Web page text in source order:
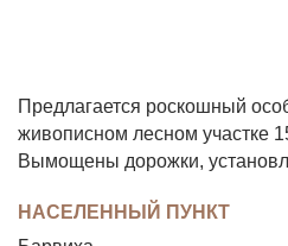
Предлагается роскошный
живописном лесном участке
Вымощены дорожки,
НАСЕЛЕННЫЙ ПУНКТ